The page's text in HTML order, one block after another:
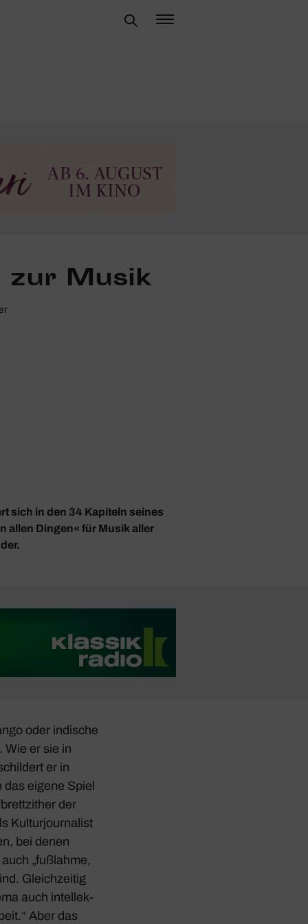
zur Musik
sich in den 34 Kapiteln seines
allen Dingen« für Musik aller
oder indi­sche
Wie er sie in
er in
eigene Spiel
der
Kultur­jour­na­list
bei denen
„fußlahme,
Gleich­zeitig
auch intel­lek­
Aber das